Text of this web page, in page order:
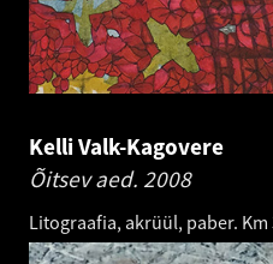
Kelli Valk-Kagovere
Õitsev aed. 2008
Litograafia, akrüül, paber. Km